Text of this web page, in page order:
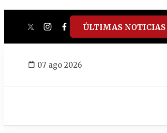
twitterinstagram
facebook
tiktokyoutube
spotify
ÚLTIMAS NOTICIAS
07 ago 2026